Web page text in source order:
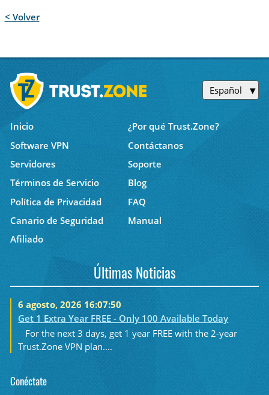
< Volver
Español
Inicio
¿Por qué Trust.Zone?
Software VPN
Contáctanos
Servidores
Soporte
Términos de Servicio
Blog
Política de Privacidad
FAQ
Canario de Seguridad
Manual
Afiliado
Últimas Noticias
6 agosto, 2026 16:07:50
Get 1 Extra Year FREE - Only 100 Available Today
For the next 3 days, get 1 year FREE with the 2-year
Trust.Zone VPN plan....
Conéctate